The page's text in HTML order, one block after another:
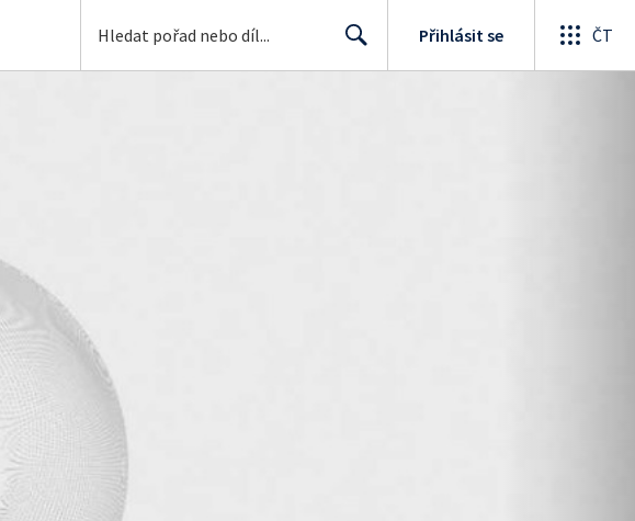
Přihlásit se ČT